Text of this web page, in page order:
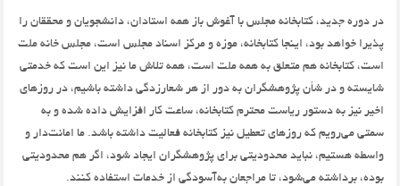
در دوره جدید،‌ کتابخانه مجلس با آغوش باز همه استادان، دانشجویان و محققان را
پذیرا خواهد بود، اینجا کتابخانه، موزه و مرکز اسناد مجلس است،‌ مجلس خانه ملت
است،‌ کتابخانه هم متعلق به همه ملت است، همه تلاش ما نیز این است که خدمتی
شایسته و در شأن پژوهشگران به دور از هر شعارزدگی داشته باشیم،‌ در روزهای
اخیر نیز به دستور ریاست محترم کتابخانه، ساعت کار افزایش داده شده و به
سمتی می‌رویم که روزهای تعطیل نیز کتابخانه فعالیت داشته باشد. ما امانت‌دار و
واسطه هستیم،‌ نباید محدودیتی برای پژوهشگران ایجاد شود‌، اگر هم محدودیتی
بوده‌، برداشته می‌شود،‌ تا مراجعان به‌آسودگی از خدمات استفاده کنند.